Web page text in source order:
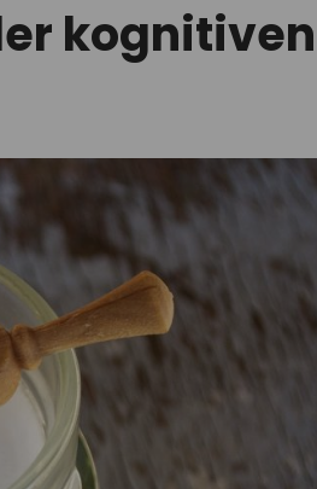
kognitiven